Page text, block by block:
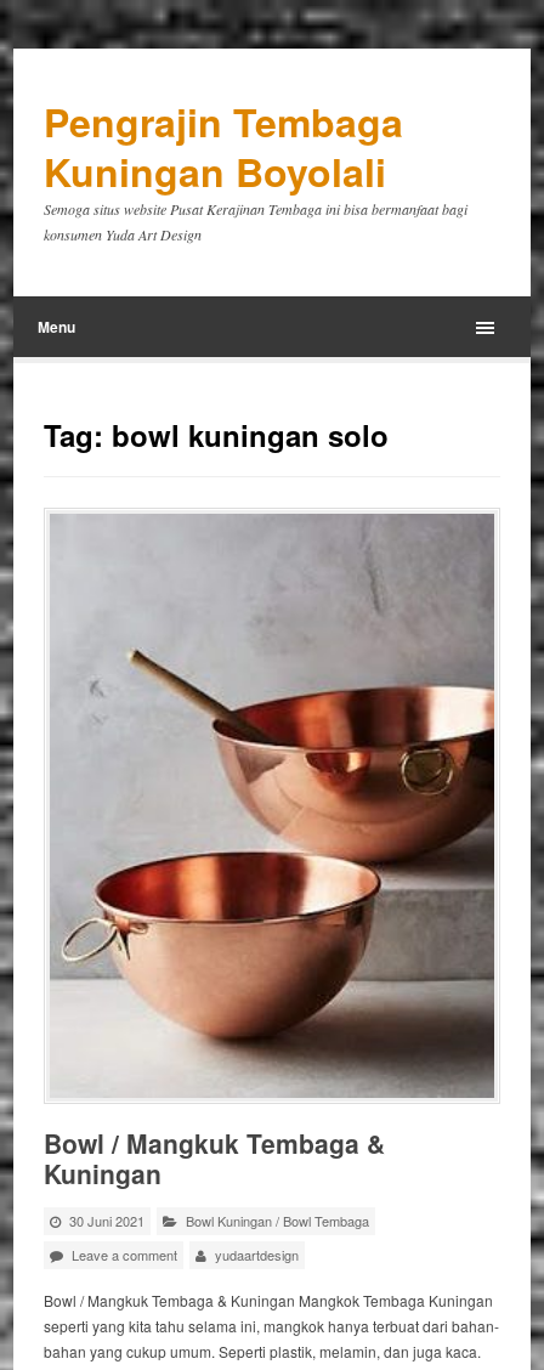
Pengrajin Tembaga
Kuningan Boyolali
Semoga situs website Pusat Kerajinan Tembaga ini bisa bermanfaat bagi
konsumen Yuda Art Design
Menu
Tag: bowl kuningan solo
Bowl / Mangkuk Tembaga &
Kuningan
30 Juni 2021 Bowl Kuningan/ Bowl Tembaga
Leave a comment
yudaartdesign
Bowl / Mangkuk Tembaga & Kuningan Mangkok Tembaga Kuningan
seperti yang kita tahu selama ini, mangkok hanya terbuat dari bahan-
bahan yang cukup umum. Seperti plastik, melamin, dan juga kaca.